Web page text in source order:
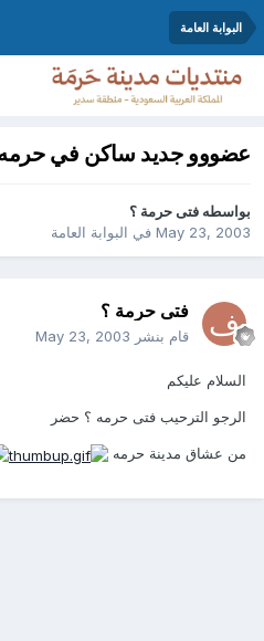
البوابة العامة
عضووو جديد ساكن في حرمه
بواسطه فتى حرمة ؟
May 23, 2003في البوابة العامة
فتى حرمة ؟
قام بنشر May 23, 2003
السلام عليكم
الرجو الترحيب فتى حرمه ؟ حضر
من عشاق مدينة حرمه